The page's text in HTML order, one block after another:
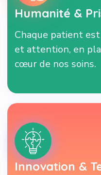
Humanité &
Chaque patient
et attention, en
cœur de nos soins.
Innovation &